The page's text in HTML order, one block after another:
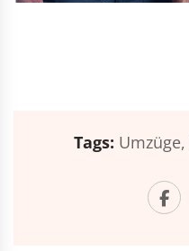
Tags: Umzüge,